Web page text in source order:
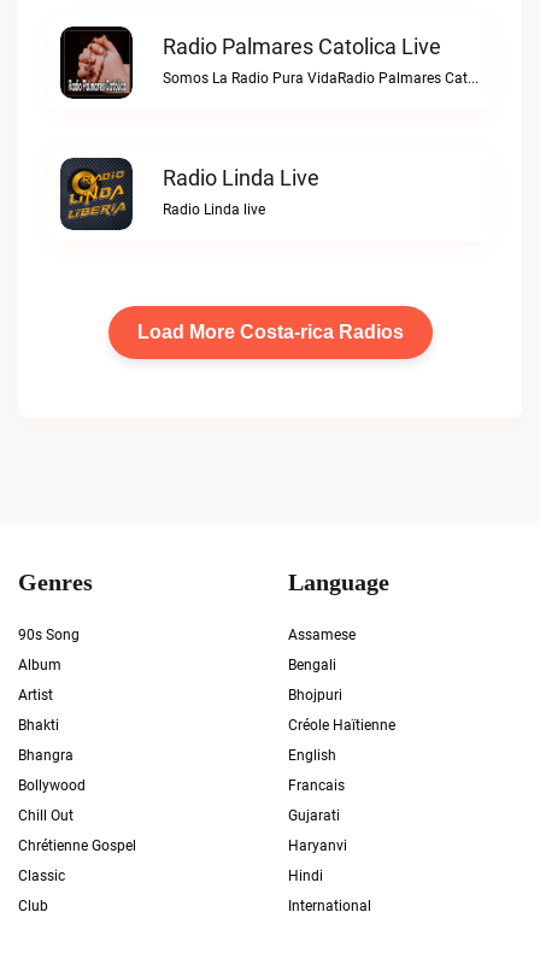
Radio Palmares Catolica Live
Somos La Radio Pura VidaRadio Palmares Catolica live
Radio Linda Live
Radio Linda live
Load More Costa-rica Radios
Genres
90s Song
Album
Artist
Bhakti
Bhangra
Bollywood
Chill Out
Chrétienne Gospel
Classic
Club
Language
Assamese
Bengali
Bhojpuri
Créole Haïtienne
English
Francais
Gujarati
Haryanvi
Hindi
International